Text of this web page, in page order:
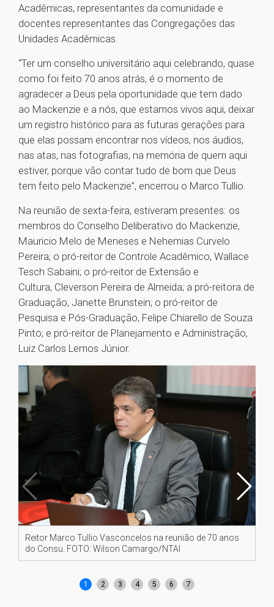
Acadêmicas, representantes da comunidade e
docentes representantes das Congregações das
Unidades Acadêmicas.
“Ter um conselho universitário aqui celebrando, quase
como foi feito 70 anos atrás, é o momento de
agradecer a Deus pela oportunidade que tem dado
ao Mackenzie e a nós, que estamos vivos aqui, deixar
um registro histórico para as futuras gerações para
que elas possam encontrar nos vídeos, nos áudios,
nas atas, nas fotografias, na memória de quem aqui
estiver, porque vão contar tudo de bom que Deus
tem feito pelo Mackenzie”, encerrou o Marco Tullio.
Na reunião de sexta-feira, estiveram presentes: os
membros do Conselho Deliberativo do Mackenzie,
Mauricio Melo de Meneses e Nehemias Curvelo
Pereira; o pró-reitor de Controle Acadêmico, Wallace
Tesch Sabaini; o pró-reitor de Extensão e
Cultura, Cleverson Pereira de Almeida; a pró-reitora de
Graduação, Janette Brunstein; o pró-reitor de
Pesquisa e Pós-Graduação, Felipe Chiarello de Souza
Pinto; e pró-reitor de Planejamento e Administração,
Luiz Carlos Lemos Júnior.
Reitor Marco Tullio Vasconcelos na reunião de 70 anos
do Consu. FOTO: Wilson Camargo/NTAI
1 2 3 4 5 6 7